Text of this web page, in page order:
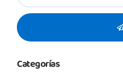
Categorías